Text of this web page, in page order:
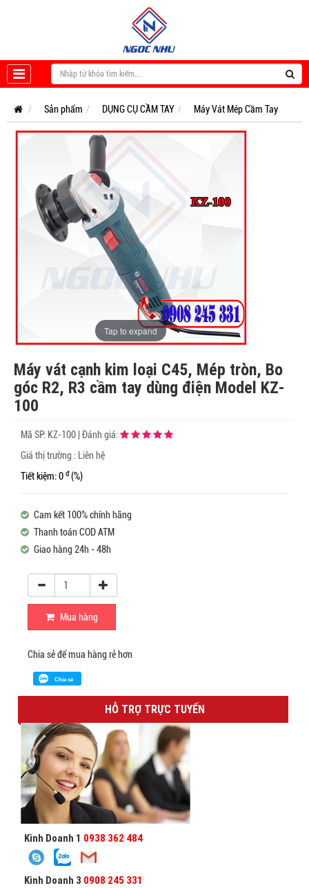
Sản phẩm DỤNG CỤ CẦM TAY Máy Vát Mép Cầm Tay
Tap to expand
Máy vát cạnh kim loại C45, Mép tròn, Bo
góc R2, R3 cầm tay dùng điện Model KZ-
100
Mã SP: KZ-100 Đánh giá:
Giá thị trường : Liên hệ
Tiết kiệm: 0 đ (%)
Cam kết 100% chính hãng
Thanh toán COD ATM
Giao hàng 24h - 48h
Mua hàng
Chia sẻ để mua hàng rẻ hơn
Chia sẻ
HỖ TRỢ TRỰC TUYẾN
Kinh Doanh 1 0938 362 484
Kinh Doanh 3 0908 245 331